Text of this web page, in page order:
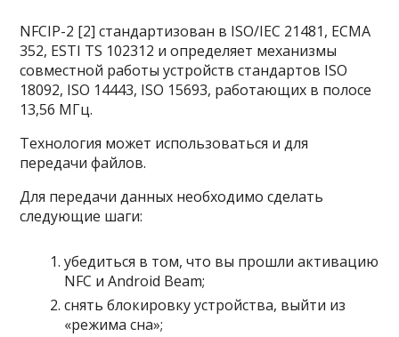
NFCIP-2 [2] стандартизован в ISO/IEC 21481, ECMA
352, ESTI TS 102312 и определяет механизмы
совместной работы устройств стандартов ISO
18092, ISO 14443, ISO 15693, работающих в полосе
13,56 МГц.
Технология может использоваться и для
передачи файлов.
Для передачи данных необходимо сделать
следующие шаги:
убедиться в том, что вы прошли активацию
NFС и Android Beаm;
снять блокировку устройства, выйти из
«режима сна»;